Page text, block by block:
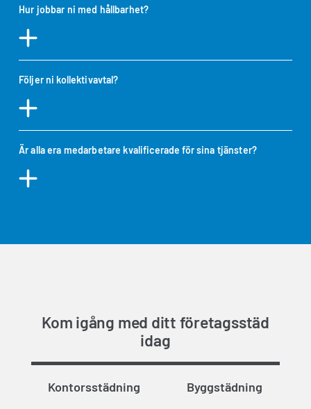
Hur jobbar ni med hållbarhet?
Följer ni kollektivavtal?
Är alla era medarbetare kvalificerade för sina tjänster?
Kom igång med ditt företagsstäd
idag
Kontorsstädning Byggstädning